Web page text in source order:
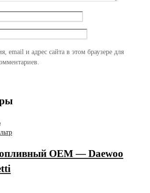
email и адрес сайта в этом браузере для
OEM — Daewoo